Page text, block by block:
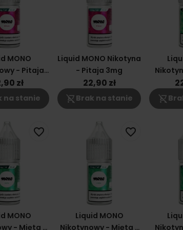
MONO
- Pitaja
zł
na stanie
Liquid MONO Nikotyna
- Pitaja 3mg
22,90 zł
shopping_cart_off Brak na stanie shopping_cart_off
MONO
- Mięta -
favorite_border
Liquid MONO
Nikotynowy - Mięta -
favorite_border